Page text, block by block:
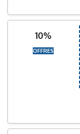
10%
OFFRES